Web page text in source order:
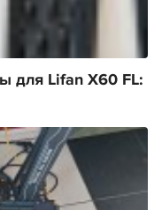
для Lifan X60 FL: